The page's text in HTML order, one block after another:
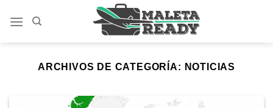
ARCHIVOS DE CATEGORÍA: NOTICIAS